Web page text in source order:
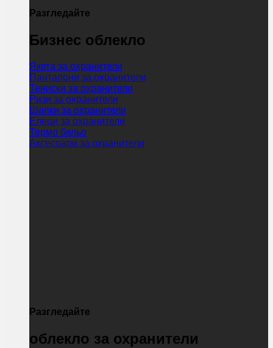
Разгледайте
Бизнес облекло
Якета за охранители
Панталони за охранители
Тениски за охранители
Ризи за охранители
Шапки за охранители
Елеци за охранители
Термо бельо
Аксесоари за охранители
Разгледайте
облекло за охранители